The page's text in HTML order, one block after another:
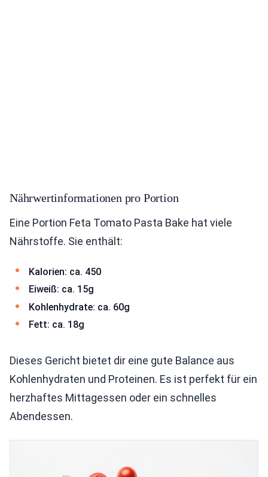
Nährwertinformationen pro Portion
Eine Portion Feta Tomato Pasta Bake hat viele
Nährstoffe. Sie enthält:
Kalorien: ca. 450
Eiweiß: ca. 15g
Kohlenhydrate: ca. 60g
Fett: ca. 18g
Dieses Gericht bietet dir eine gute Balance aus
Kohlenhydraten und Proteinen. Es ist perfekt für ein
herzhaftes Mittagessen oder ein schnelles
Abendessen.